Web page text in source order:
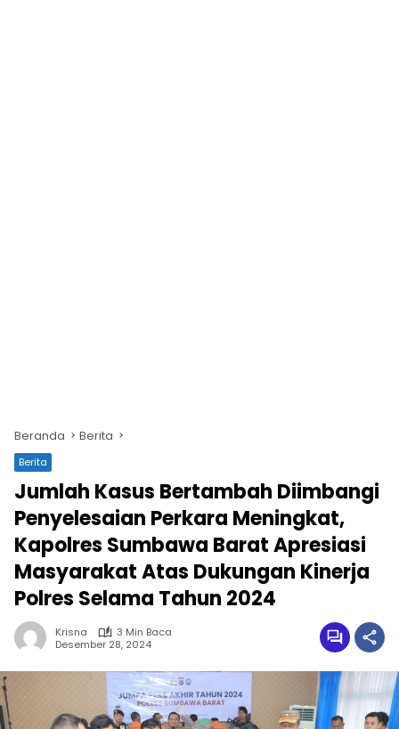
Beranda Berita
Berita
Jumlah Kasus Bertambah Diimbangi
Penyelesaian Perkara Meningkat,
Kapolres Sumbawa Barat Apresiasi
Masyarakat Atas Dukungan Kinerja
Polres Selama Tahun 2024
Krisna
3 Min Baca
Desember 28, 2024